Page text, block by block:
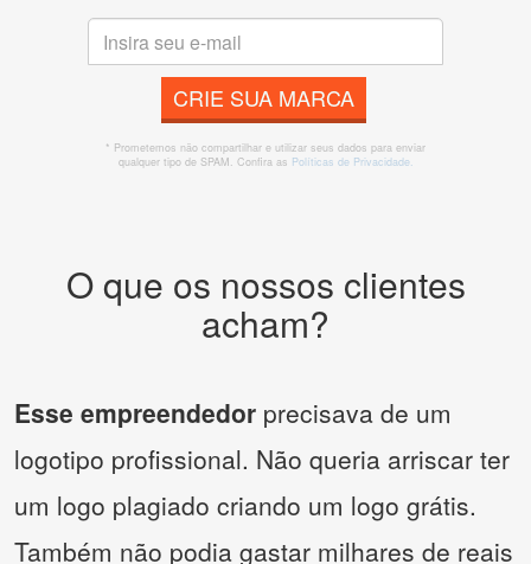
CRIE SUA MARCA
* Prometemos não compartilhar e utilizar seus dados para enviar
qualquer tipo de SPAM. Confira as Políticas de Privacidade.
O que os nossos clientes
acham?
Esse empreendedor precisava de um
logotipo profissional. Não queria arriscar ter
um logo plagiado criando um logo grátis.
Também não podia gastar milhares de reais